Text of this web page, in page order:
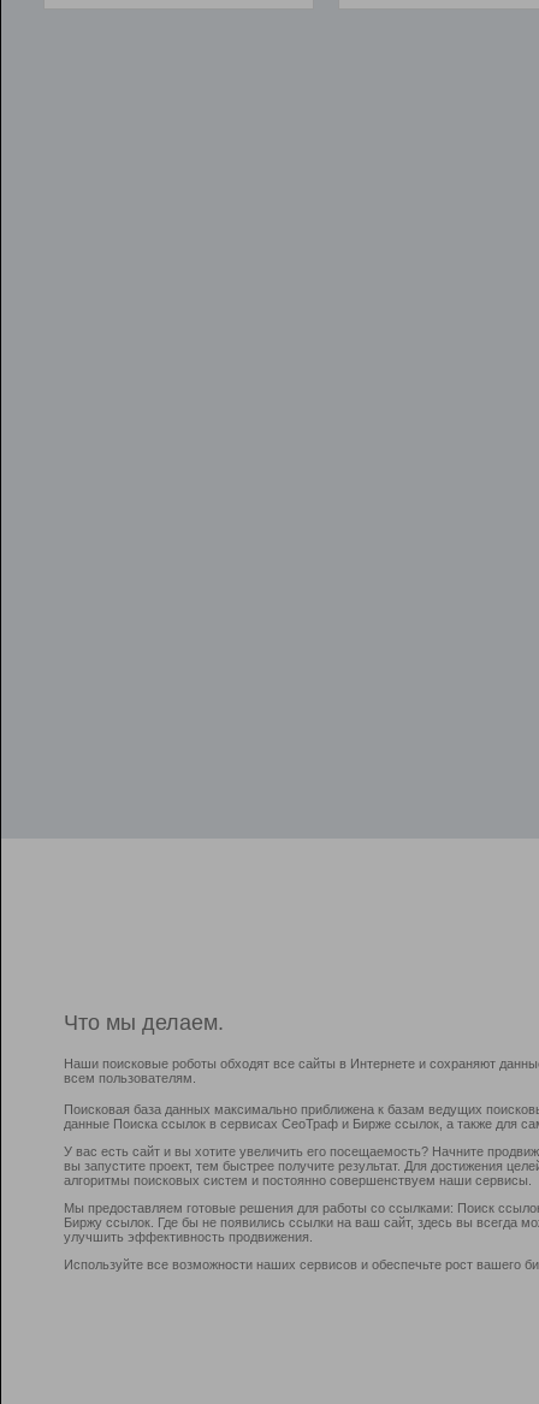
Что мы делаем.
Наши поисковые роботы обходят все сайты в Интернете и сохраняют
всем пользователям.
Поисковая база данных максимально приближена к базам ведущих
данные Поиска ссылок в сервисах СеоТраф и Бирже ссылок, а также для
У вас есть сайт и вы хотите увеличить его посещаемость? Начните
вы запустите проект, тем быстрее получите результат. Для достижения
алгоритмы поисковых систем и постоянно совершенствуем наши сервисы.
Мы предоставляем готовые решения для работы со ссылками: Поиск
Биржу ссылок. Где бы не появились ссылки на ваш сайт, здесь вы всегда
улучшить эффективность продвижения.
Используйте все возможности наших сервисов и обеспечьте рост вашего